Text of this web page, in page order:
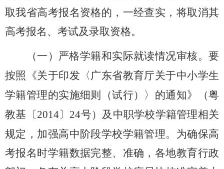
取我省高考报名资格的，一经查实，将取消其
高考报名、考试及录取资格。
（一）严格学籍和实际就读情况审核。 要
按照《关于印发〈广东省教育厅关于中小学生
学籍管理的实施细则（试行）〉的通知》（粤
教基〔2014〕 24号）及中职学校学籍管理相关
规定，加强高中阶段学校学籍管理。为确保高
考报名时学籍数据完整、准确，各地教育行政